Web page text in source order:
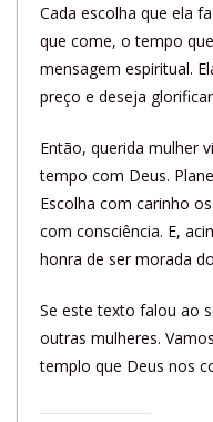
Cada escolha que ela
que come, o tempo
mensagem espiritual.
preço e deseja
Então, querida mulher
tempo com Deus.
Escolha com carinho
com consciência. E,
honra de ser morada
Se este texto falou ao
outras mulheres.
templo que Deus nos